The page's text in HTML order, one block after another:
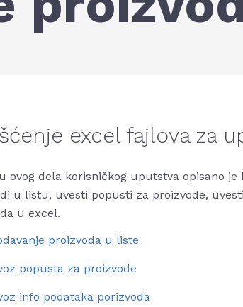
excel fajlova za
ovog dela korisničkog uputstva opisano
u listu, uvesti popusti za proizvode,
u excel.
proizvoda u liste
popusta za proizvode
info podataka porizvoda